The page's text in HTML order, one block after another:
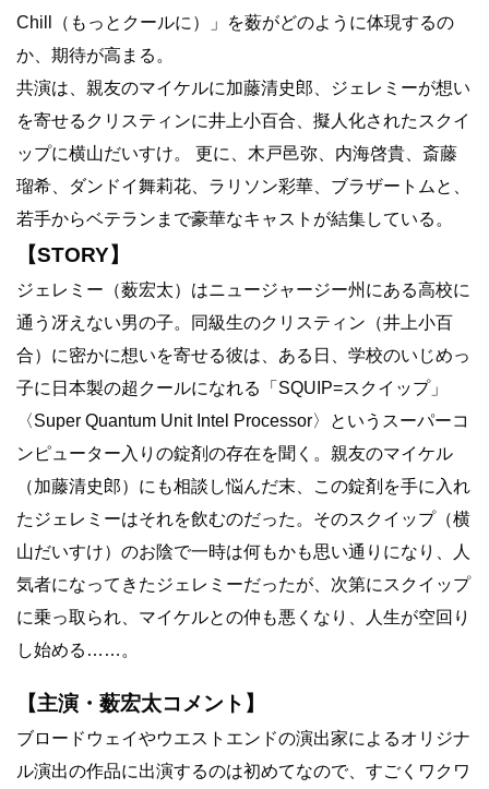
Chill（もっとクールに）」を薮がどのように体現するの
か、期待が高まる。
共演は、親友のマイケルに加藤清史郎、ジェレミーが想い
を寄せるクリスティンに井上小百合、擬人化されたスクイ
ップに横山だいすけ。 更に、木戸邑弥、内海啓貴、斎藤
瑠希、ダンドイ舞莉花、ラリソン彩華、ブラザートムと、
若手からベテランまで豪華なキャストが結集している。
【STORY】
ジェレミー（薮宏太）はニュージャージー州にある高校に
通う冴えない男の子。同級生のクリスティン（井上小百
合）に密かに想いを寄せる彼は、ある日、学校のいじめっ
子に日本製の超クールになれる「SQUIP=スクイップ」
〈Super Quantum Unit Intel Processor〉というスーパーコ
ンピューター入りの錠剤の存在を聞く。親友のマイケル
（加藤清史郎）にも相談し悩んだ末、この錠剤を手に入れ
たジェレミーはそれを飲むのだった。そのスクイップ（横
山だいすけ）のお陰で一時は何もかも思い通りになり、人
気者になってきたジェレミーだったが、次第にスクイップ
に乗っ取られ、マイケルとの仲も悪くなり、人生が空回り
し始める……。
【主演・薮宏太コメント】
ブロードウェイやウエストエンドの演出家によるオリジナ
ル演出の作品に出演するのは初めてなので、すごくワクワ